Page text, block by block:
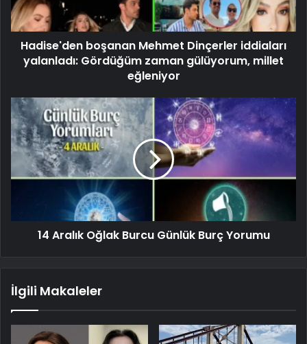
Hadise'den boşanan Mehmet Dinçerler iddiaları
yalanladı: Gördüğüm zaman gülüyorum, millet
eğleniyor
14 Aralık Oğlak Burcu Günlük Burç Yorumu
İlgili Makaleler